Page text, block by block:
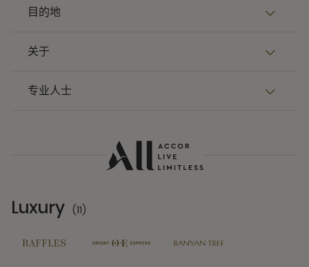
目的地
关于
专业人士
Luxury (11)